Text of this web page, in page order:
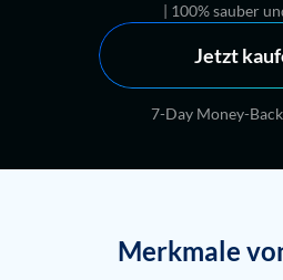
| 100% sauber
Jetzt
7-Day Money-
Merkmale